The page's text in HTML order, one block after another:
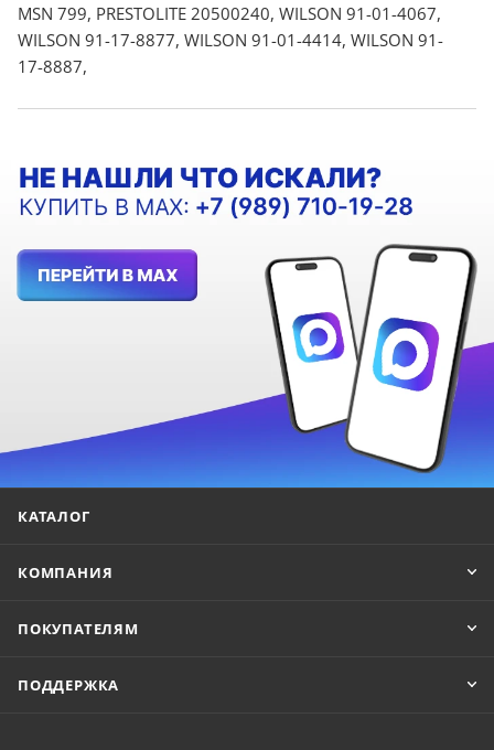
MSN 799, PRESTOLITE 20500240, WILSON 91-01-4067,
WILSON 91-17-8877, WILSON 91-01-4414, WILSON 91-
17-8887,
КАТАЛОГ
КОМПАНИЯ
ПОКУПАТЕЛЯМ
ПОДДЕРЖКА